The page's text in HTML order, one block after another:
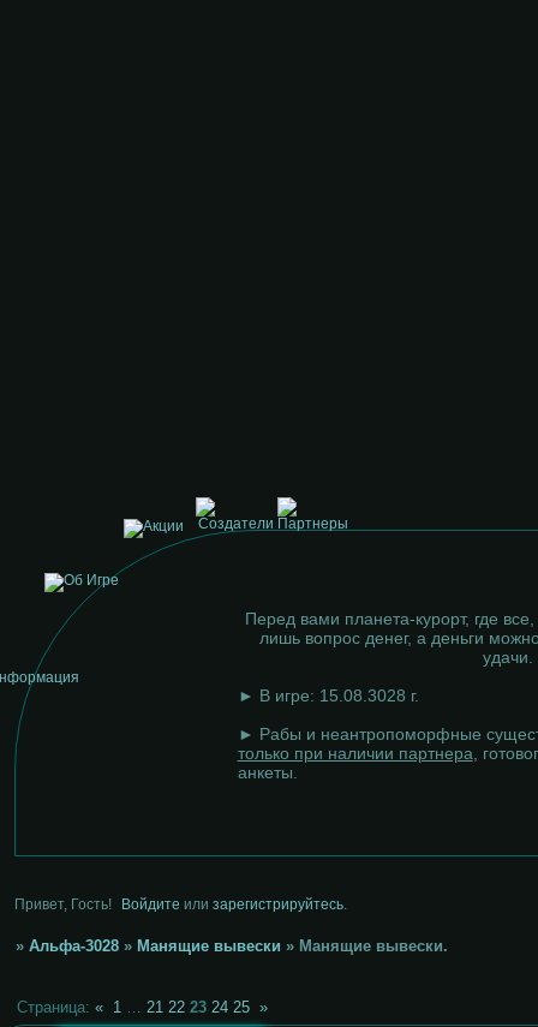
Перед вами планета-курорт, где
лишь вопрос денег, а деньги
удачи.
► В игре: 15.08.3028 г.
► Рабы и неантропоморфные
только при наличии партнера ,
анкеты.
Привет, Гость! Войдите илизарегистрируйтесь
» Альфа-3028 » Манящие вывески » Манящие вывески.
Страница: « 1 … 21 22 23 24 25 »